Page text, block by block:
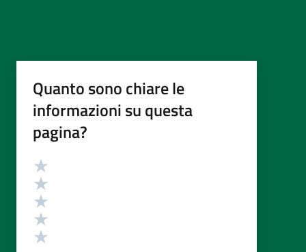
Quanto sono chiare le
informazioni su questa
pagina?
Valutazione